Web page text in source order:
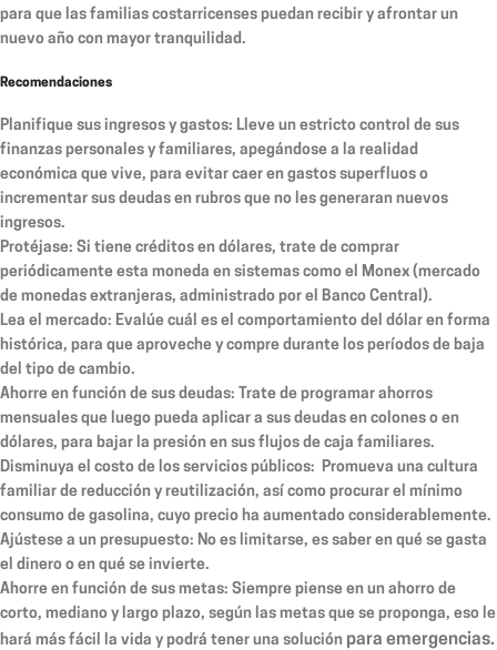
para que las familias costarricenses puedan recibir y afrontar un
nuevo año con mayor tranquilidad.
Recomendaciones
Planifique sus ingresos y gastos: Lleve un estricto control de sus
finanzas personales y familiares, apegándose a la realidad
económica que vive, para evitar caer en gastos superfluos o
incrementar sus deudas en rubros que no les generaran nuevos
ingresos.
Protéjase: Si tiene créditos en dólares, trate de comprar
periódicamente esta moneda en sistemas como el Monex (mercado
de monedas extranjeras, administrado por el Banco Central).
Lea el mercado: Evalúe cuál es el comportamiento del dólar en forma
histórica, para que aproveche y compre durante los períodos de baja
del tipo de cambio.
Ahorre en función de sus deudas: Trate de programar ahorros
mensuales que luego pueda aplicar a sus deudas en colones o en
dólares, para bajar la presión en sus flujos de caja familiares.
Disminuya el costo de los servicios públicos: Promueva una cultura
familiar de reducción y reutilización, así como procurar el mínimo
consumo de gasolina, cuyo precio ha aumentado considerablemente.
Ajústese a un presupuesto: No es limitarse, es saber en qué se gasta
el dinero o en qué se invierte.
Ahorre en función de sus metas: Siempre piense en un ahorro de
corto, mediano y largo plazo, según las metas que se proponga, eso le
hará más fácil la vida y podrá tener una solución para emergencias.